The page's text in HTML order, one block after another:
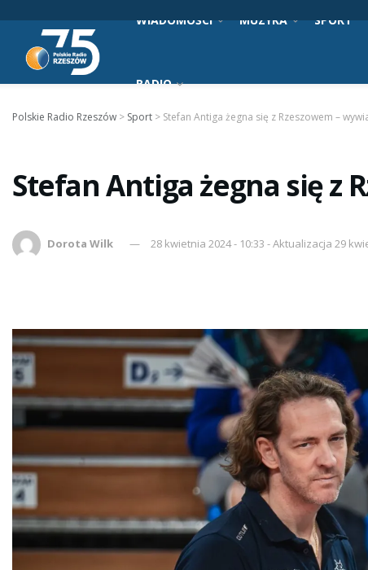
WIADOMOŚCI MUZYKA SPORT
RADIO
Polskie Radio Rzeszów > Sport > Stefan Antiga żegna się z Rzeszowem –
Stefan Antiga żegna się z
Dorota Wilk 28 kwietnia 2024 - 10:33 - Aktualizacja 29